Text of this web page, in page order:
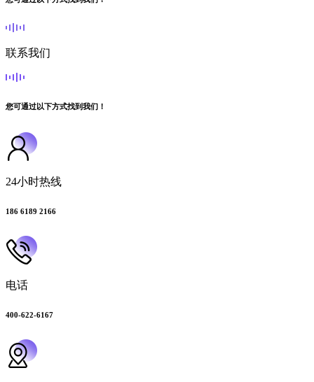
联系我们
您可通过以下方式找到我们！
24小时热线
186 6189 2166
电话
400-622-6167